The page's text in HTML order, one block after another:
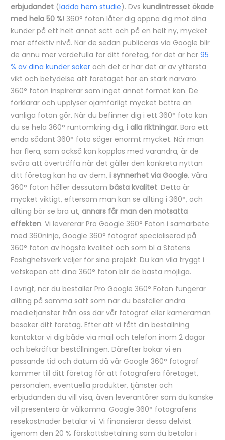
erbjudandet (ladda hem studie). Dvs kundintresset ökade
med hela 50 %! 360° foton låter dig öppna dig mot dina
kunder på ett helt annat sätt och på en helt ny, mycket
mer effektiv nivå. När de sedan publiceras via Google blir
de ännu mer värdefulla för ditt företag, för det är här 95
% av dina kunder söker och det är här det är av yttersta
vikt och betydelse att företaget har en stark närvaro.
360° foton inspirerar som inget annat format kan. De
förklarar och upplyser ojämförligt mycket bättre än
vanliga foton gör. När du befinner dig i ett 360° foto kan
du se hela 360° runtomkring dig, i alla riktningar. Bara ett
enda sådant 360° foto säger enormt mycket. När man
har flera, som också kan kopplas med varandra, är de
svåra att överträffa när det gäller den konkreta nyttan
ditt företag kan ha av dem, i synnerhet via Google. Våra
360° foton håller dessutom bästa kvalitet. Detta är
mycket viktigt, eftersom man kan se allting i 360°, och
allting bör se bra ut, annars får man den motsatta
effekten. Vi levererar Pro Google 360° Foton i samarbete
med 360ninja, Google 360° fotograf specialiserad på
360° foton av högsta kvalitet och som bl a Statens
Fastighetsverk väljer för sina projekt. Du kan vila tryggt i
vetskapen att dina 360° foton blir de bästa möjliga.
I övrigt, när du beställer Pro Google 360° Foton fungerar
allting på samma sätt som när du beställer andra
medietjänster från oss där vår fotograf eller kameraman
besöker ditt företag. Efter att vi fått din beställning
kontaktar vi dig både via mail och telefon inom 2 dagar
och bekräftar beställningen. Därefter bokar vi en
passande tid och datum då vår Google 360° fotograf
kommer till ditt företag för att fotografera företaget,
personalen, eventuella produkter, tjänster och
erbjudanden du vill visa, även leverantörer som du kanske
vill presentera är välkomna. Google 360° fotografens
resekostnader betalar vi. Vi finansierar dessa delvist
igenom den 20 % förskottsbetalning som du betalar i